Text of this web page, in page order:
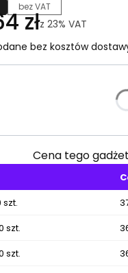
bez VAT
złz 23% VAT
bez kosztów
warianty mogą
Cena tego
szt.
szt.
szt.